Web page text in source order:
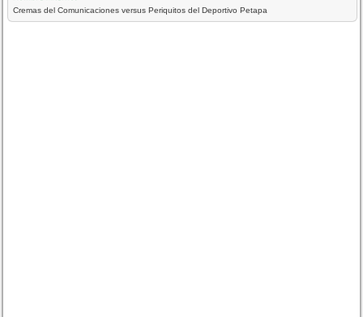
Cremas del Comunicaciones versus Periquitos del Deportivo Petapa